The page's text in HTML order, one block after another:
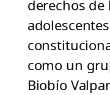
derechos de
como un
Biobío